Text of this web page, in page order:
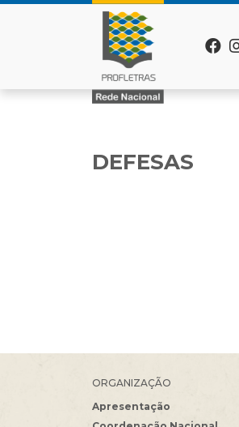
DEFESAS
ORGANIZAÇÃO
Apresentação